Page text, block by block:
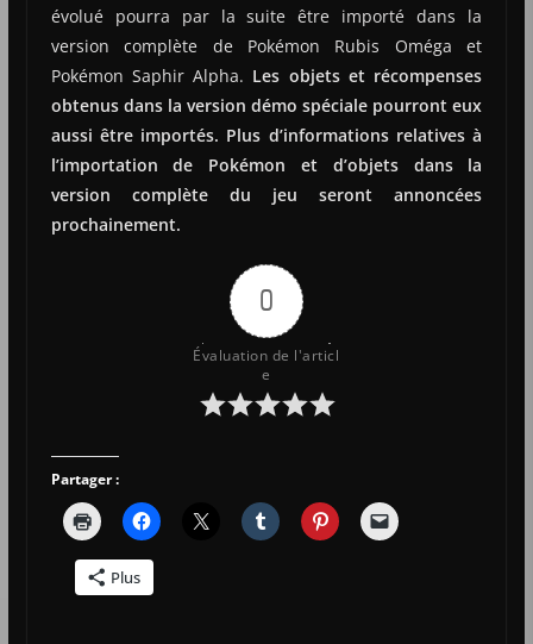
évolué pourra par la suite être importé dans la
version complète de Pokémon Rubis Oméga et
Pokémon Saphir Alpha. Les objets et récompenses
obtenus dans la version démo spéciale pourront eux
aussi être importés. Plus d’informations relatives à
l’importation de Pokémon et d’objets dans la
version complète du jeu seront annoncées
prochainement.
0
Évaluation de l'articl
e
Partager :
Plus